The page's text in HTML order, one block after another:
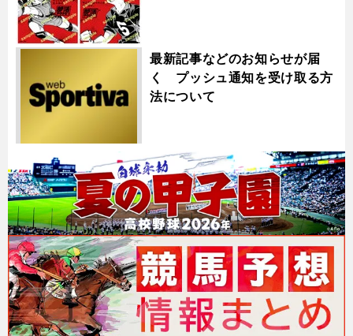
最新記事などのお知らせが届
く プッシュ通知を受け取る方
法について